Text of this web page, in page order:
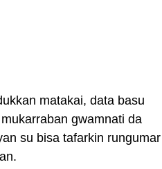
matakai, data basu
gwamnati da
su bisa tafarkin rungumar